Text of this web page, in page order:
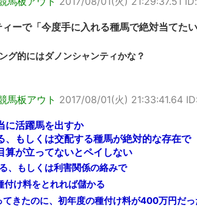
ーで「今度手に入れる種馬で絶対当てた
グ的にはダノンシャンティかな？
馬板アウト 2017/08/01(火) 21:33:41.64
に活躍馬を出すか
、もしくは交配する種馬が絶対的な存在で
算が立ってないとペイしない
、もしくは利害関係の絡みで
け料をとれれば儲かる
きたのに、初年度の種付け料が400万円だっ